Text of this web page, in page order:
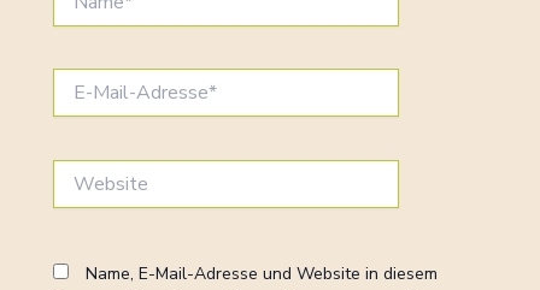
Mail-
Name, E-Mail-Adresse und Website in diesem